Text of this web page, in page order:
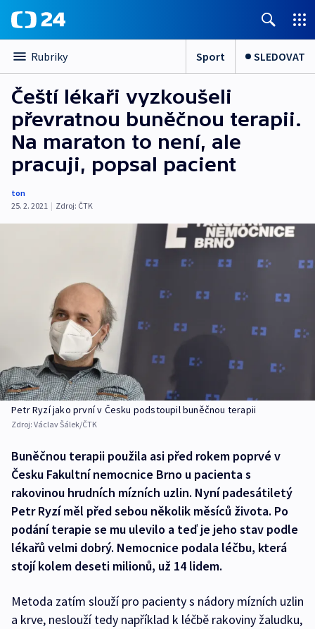
Rubriky Sport SLEDOVAT
Čeští lékaři vyzkoušeli
převratnou buněčnou terapii.
Na maraton to není, ale
pracuji, popsal pacient
ton
25. 2. 2021 | Zdroj: ČTK
Petr Ryzí jako první v Česku podstoupil buněčnou terapii
Zdroj: Václav Šálek/ČTK
Buněčnou terapii použila asi před rokem poprvé v
Česku Fakultní nemocnice Brno u pacienta s
rakovinou hrudních mízních uzlin. Nyní padesátiletý
Petr Ryzí měl před sebou několik měsíců života. Po
podání terapie se mu ulevilo a teď je jeho stav podle
lékařů velmi dobrý. Nemocnice podala léčbu, která
stojí kolem deseti milionů, už 14 lidem.
Metoda zatím slouží pro pacienty s nádory mízních uzlin
a krve, neslouží tedy například k léčbě rakoviny žaludku,